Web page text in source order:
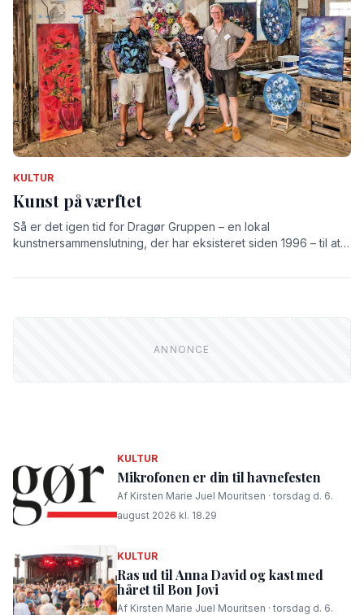
KULTUR
Kunst på værftet
Så er det igen tid for Dragør Gruppen – en lokal
kunstnersammenslutning, der har eksisteret siden 1996 – til at
KULTUR
Mikrofonen er din til havnefesten
Af Kirsten Marie Juel Mouritsen · torsdag d. 6.
august 2026 kl. 18.29
KULTUR
Ras ud til Anna David og kast med
håret til Bon Jovi
Af Kirsten Marie Juel Mouritsen · torsdag d. 6.